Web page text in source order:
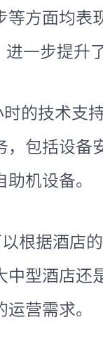
等方面均表
一步提升
的技术支
，包括设备
机设备。
根据酒店
中型酒店还
营需求。